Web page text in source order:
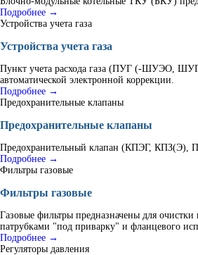
Подробнее →
Устройства учета газа
Устройства учета газа
Пункт учета расхода газа (ПУГ (-ШУЭО,
автоматической электронной коррекции.
Подробнее →
Предохранительные клапаны
Предохранительные клапаны
Предохранительный клапан (КПЭГ, КПЗ(Э),
Подробнее →
Фильтры газовые
Фильтры газовые
Газовые фильтры предназначены для
патрубками "под приварку" и фланцевого
Подробнее →
Регуляторы давления